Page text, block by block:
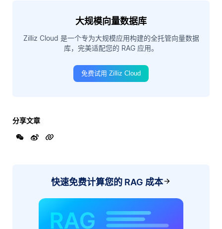
大规模向量数据库
Zilliz Cloud 是一个专为大规模应用构建的全托管向量数据
库，完美适配您的 RAG 应用。
免费试用 Zilliz Cloud
分享文章
快速免费计算您的 RAG 成本